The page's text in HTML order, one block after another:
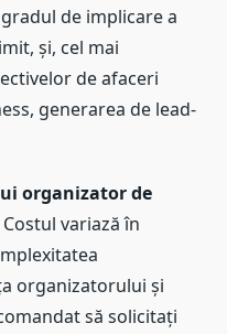
de implicare a
și, cel mai
de afaceri
generarea de lead-
organizator de
Costul variază în
organizatorului și
să solicitați